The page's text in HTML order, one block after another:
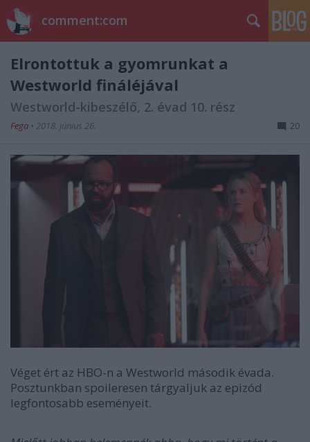
comment:com
Elrontottuk a gyomrunkat a
Westworld fináléjával
Westworld-kibeszélő, 2. évad 10. rész
Fega • 2018. június 26. 20
Véget ért az HBO-n a Westworld második évada.
Posztunkban spoileresen tárgyaljuk az epizód
legfontosabb eseményeit.